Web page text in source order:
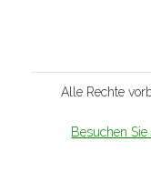
Alle Rechte
Besuchen